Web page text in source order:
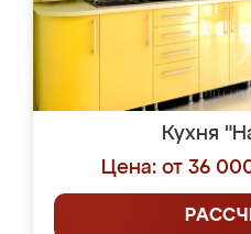
Кухня
Цена: от 36